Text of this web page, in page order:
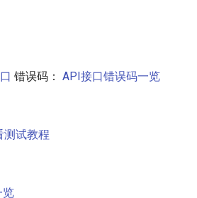
错误码： API接口错误码一览
测试教程
览